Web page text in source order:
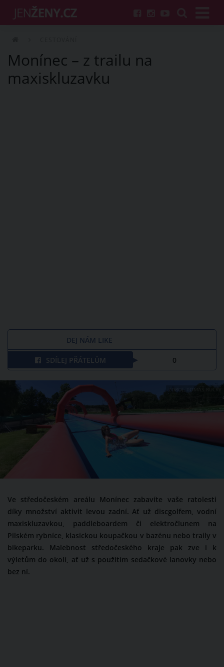
Monínec – z trailu na
maxiskluzavku
DEJ NÁM LIKE
SDÍLEJ PŘÁTELŮM 0
ZDROJ: TOMÁŠ RUCKÝ
Ve středočeském areálu Monínec zabavíte vaše ratolesti
díky množství aktivit levou zadní. Ať už discgolfem, vodní
maxiskluzavkou, paddleboardem či elektročlunem na
Pilském rybníce, klasickou koupačkou v bazénu nebo traily v
bikeparku. Malebnost středočeského kraje pak zve i k
výletům do okolí, ať už s použitím sedačkové lanovky nebo
bez ní.